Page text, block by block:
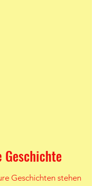
Geschichte
Geschichten stehen